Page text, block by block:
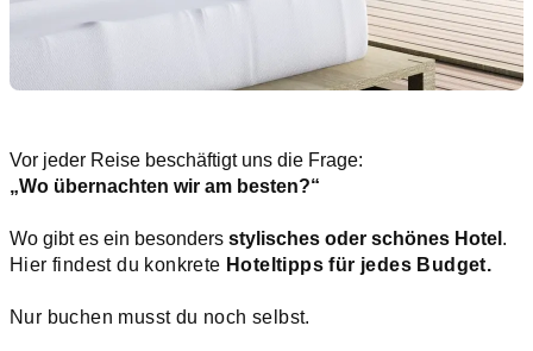
Vor jeder Reise beschäftigt uns die Frage:
„Wo übernachten wir am besten?“
Wo gibt es ein besonders stylisches oder schönes Hotel .
Hier findest du konkrete Hoteltipps für jedes Budget.
Nur buchen musst du noch selbst.